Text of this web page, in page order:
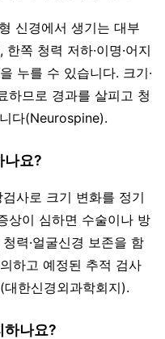
신경에서 생기는 대부
쪽 청력 저하·이명·어지
누를 수 있습니다. 크기·
하므로 경과를 살피고 청
다(Neurospine).
나요?
사로 크기 변화를 정기
상이 심하면 수술이나 방
력·얼굴신경 보존을 함
하고 예정된 추적 검사
한신경외과학회지).
하나요?